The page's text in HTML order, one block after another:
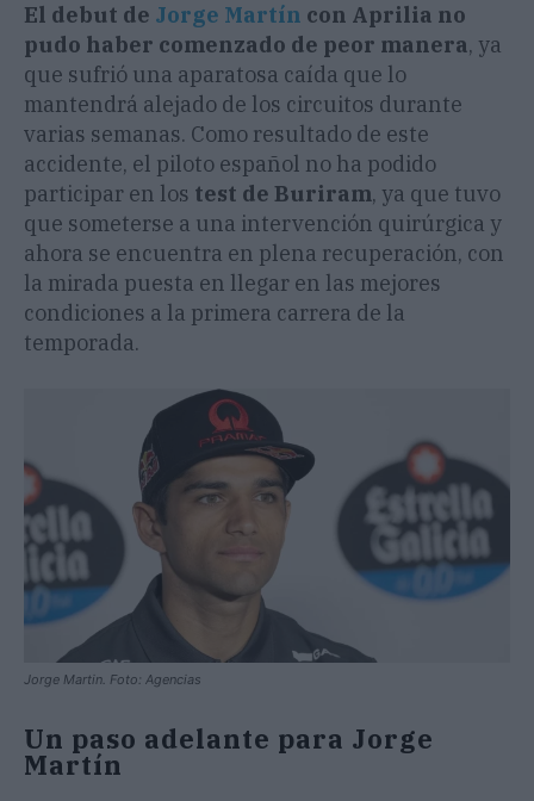
El debut de Jorge Martín con Aprilia no
pudo haber comenzado de peor manera, ya
que sufrió una aparatosa caída que lo
mantendrá alejado de los circuitos durante
varias semanas. Como resultado de este
accidente, el piloto español no ha podido
participar en los test de Buriram, ya que tuvo
que someterse a una intervención quirúrgica y
ahora se encuentra en plena recuperación, con
la mirada puesta en llegar en las mejores
condiciones a la primera carrera de la
temporada.
Jorge Martin. Foto: Agencias
Un paso adelante para Jorge
Martín